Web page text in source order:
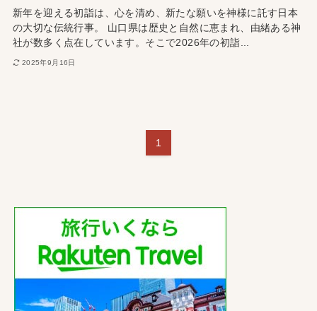
新年を迎える初詣は、心を清め、新たな願いを神様に託す日本
の大切な伝統行事。 山口県は歴史と自然に恵まれ、由緒ある神
社が数多く点在しています。そこで2026年の初詣...
2025年9月16日
1